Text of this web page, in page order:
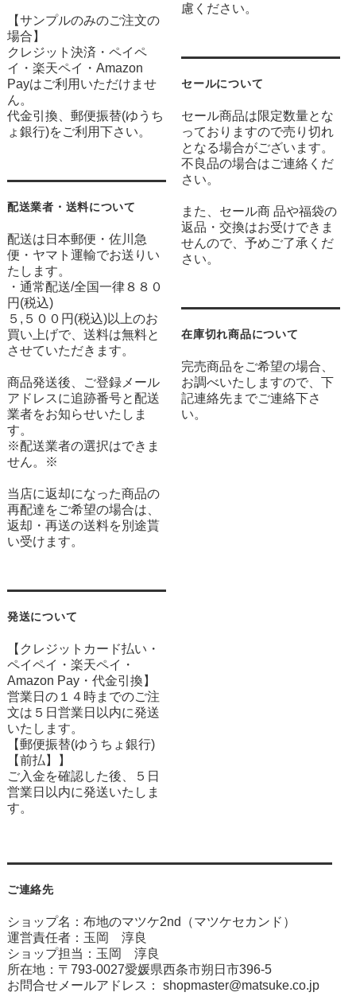
【サンプルのみのご注文の
場合】
クレジット決済・ペイペ
イ・楽天ペイ・Amazon
Payはご利用いただけませ
ん。
代金引換、郵便振替(ゆうち
ょ銀行)をご利用下さい。
配送業者・送料について
配送は日本郵便・佐川急
便・ヤマト運輸でお送りい
たします。
・通常配送/全国一律８８０
円(税込)
５,５００円(税込)以上のお
買い上げで、送料は無料と
させていただきます。
商品発送後、ご登録メール
アドレスに追跡番号と配送
業者をお知らせいたしま
す。
※配送業者の選択はできま
せん。※
当店に返却になった商品の
再配達をご希望の場合は、
返却・再送の送料を別途貰
い受けます。
発送について
【クレジットカード払い・
ペイペイ・楽天ペイ・
Amazon Pay・ 代金引換】
営業日の１４時までのご注
文は５日営業日以内に発送
いたします。
【郵便振替(ゆうちょ銀行)
【前払】】
ご入金を確認した後、５日
営業日以内に発送いたしま
す。
慮ください。
セールについて
セール商品は限定数量とな
っておりますので売り切れ
となる場合がございます。
不良品の場合はご連絡くだ
さい。
また、セール商 品や福袋の
返品・交換はお受けできま
せんので、予めご了承くだ
さい。
在庫切れ商品について
完売商品をご希望の場合、
お調べいたしますので、下
記連絡先までご連絡下さ
い。
ご連絡先
ショップ名：布地のマツケ2nd（マツケセカンド）
運営責任者：玉岡 淳良
ショップ担当：玉岡 淳良
所在地：〒793-0027愛媛県西条市朔日市396-5
お問合せメールアドレス： shopmaster@matsuke.co.jp